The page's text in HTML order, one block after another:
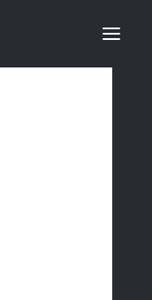
de la